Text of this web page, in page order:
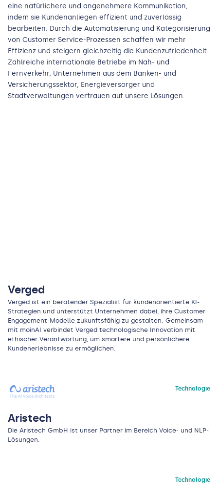
eine natürlichere und angenehmere Kommunikation,
indem sie Kundenanliegen effizient und zuverlässig
bearbeiten. Durch die Automatisierung und Kategorisierung
von Customer Service-Prozessen schaffen wir mehr
Effizienz und steigern gleichzeitig die Kundenzufriedenheit.
Zahlreiche internationale Betriebe im Nah- und
Fernverkehr, Unternehmen aus dem Banken- und
Versicherungssektor, Energieversorger und
Stadtverwaltungen vertrauen auf unsere Lösungen.
Verged
Verged ist ein beratender Spezialist für kundenorientierte KI-
Strategien und unterstützt Unternehmen dabei, ihre Customer
Engagement-Modelle zukunftsfähig zu gestalten. Gemeinsam
mit moinAI verbindet Verged technologische Innovation mit
ethischer Verantwortung, um smartere und persönlichere
Kundenerlebnisse zu ermöglichen.
Technologie
Aristech
Die Aristech GmbH ist unser Partner im Bereich Voice- und NLP-
Lösungen.
Technologie